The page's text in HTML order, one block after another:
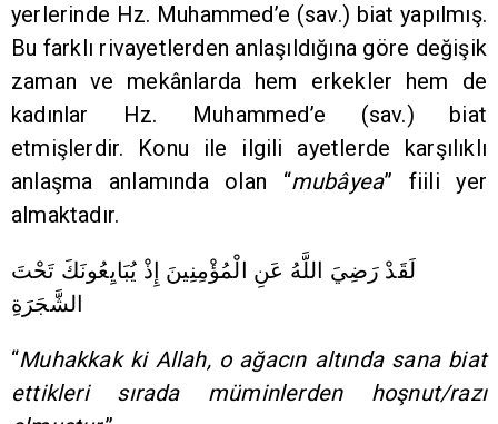
yerlerinde Hz. Muhammed’e (sav.) biat yapılmış.
Bu farklı rivayetlerden anlaşıldığına göre değişik
zaman ve mekânlarda hem erkekler hem de
kadınlar Hz. Muhammed’e (sav.) biat
etmişlerdir. Konu ile ilgili ayetlerde karşılıklı
anlaşma anlamında olan “mubâyea” fiili yer
almaktadır.
لَقَدْ رَضِيَ اللَّهُ عَنِ الْمُؤْمِنِينَ إِذْ يُبَايِعُونَكَ تَحْتَ
الشَّجَرَةِ
“Muhakkak ki Allah, o ağacın altında sana biat
ettikleri sırada müminlerden hoşnut/razı